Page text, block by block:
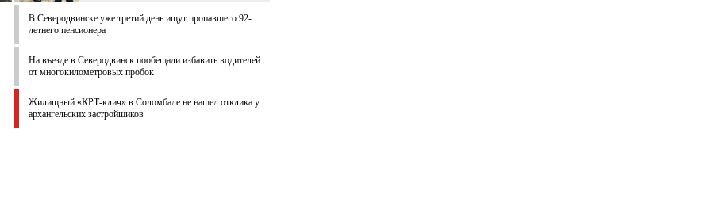
В Северодвинске уже третий день ищут пропавшего 92-
летнего пенсионера
На въезде в Северодвинск пообещали избавить водителей
от многокилометровых пробок
Жилищный «КРТ-клич» в Соломбале не нашел отклика у
архангельских застройщиков